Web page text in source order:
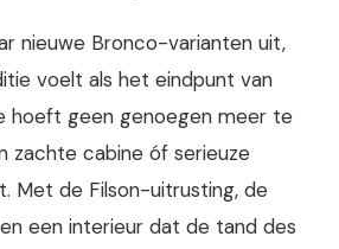
nieuwe Bronco-varianten uit,
voelt als het eindpunt van
hoeft geen genoegen meer te
zachte cabine óf serieuze
Met de Filson-uitrusting, de
een interieur dat de tand des